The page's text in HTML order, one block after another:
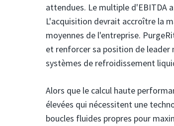
attendues. Le multiple d'EBITDA
L'acquisition devrait accroître la
moyennes de l'entreprise.
et renforcer sa position de leader
systèmes de refroidissement
Alors que le calcul haute
élevées qui nécessitent une
boucles fluides propres pour